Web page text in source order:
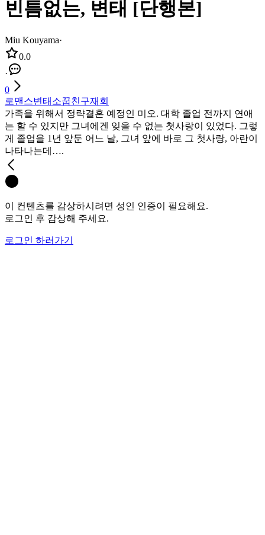
빈틈없는, 변태 [단행본]
Miu Kouyama·
0.0
·
0
로맨스변태 소꿉친구재회
가족을 위해서 정략결혼 예정인 미오. 대학 졸업 전까지 연애
는 할 수 있지만 그녀에겐 잊을 수 없는 첫사랑이 있었다. 그렇
게 졸업을 1년 앞둔 어느 날, 그녀 앞에 바로 그 첫사랑, 아란이
나타나는데….
이 컨텐츠를 감상하시려면 성인 인증이 필요해요.
로그인 후 감상해 주세요.
로그인 하러가기